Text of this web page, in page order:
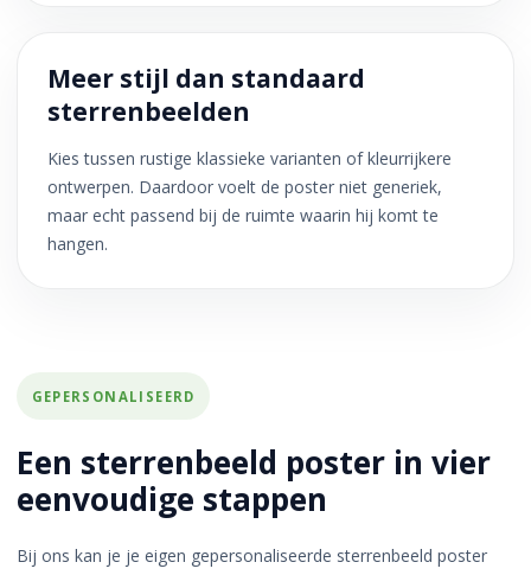
Meer stijl dan standaard
sterrenbeelden
Kies tussen rustige klassieke varianten of kleurrijkere
ontwerpen. Daardoor voelt de poster niet generiek,
maar echt passend bij de ruimte waarin hij komt te
hangen.
GEPERSONALISEERD
Een sterrenbeeld poster in vier
eenvoudige stappen
Bij ons kan je je eigen gepersonaliseerde sterrenbeeld poster